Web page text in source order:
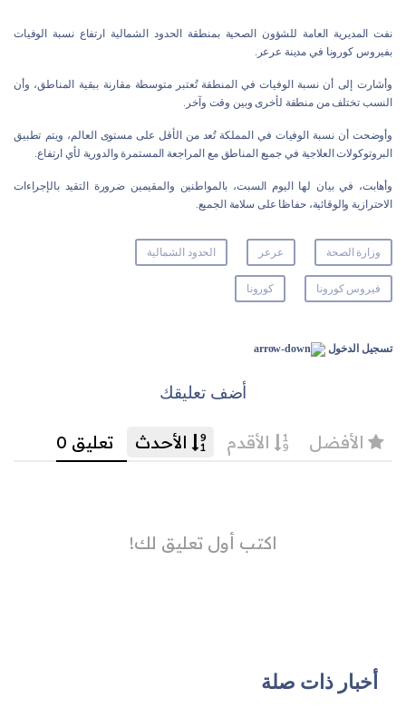
نفت المديرية العامة للشؤون الصحية بمنطقة الحدود الشمالية ارتفاع نسبة الوفيات
بفيروس كورونا في مدينة عرعر.
وأشارت إلى أن نسبة الوفيات في المنطقة تُعتبر متوسطة مقارنة ببقية المناطق، وأن
النسب تختلف من منطقة لأخرى وبين وقت وآخر.
وأوضحت أن نسبة الوفيات في المملكة تُعد من الأقل على مستوى العالم، ويتم تطبيق
البروتوكولات العلاجية في جميع المناطق مع المراجعة المستمرة والدورية لأي ارتفاع.
وأهابت، في بيان لها اليوم السبت، بالمواطنين والمقيمين ضرورة التقيد بالإجراءات
الاحترازية والوقائية، حفاظا على سلامة الجميع.
وزارة الصحة عرعر الحدود الشمالية
فيروس كورونا كورونا
تسجيل الدخول
أضف تعليقك
أخبار ذات صلة